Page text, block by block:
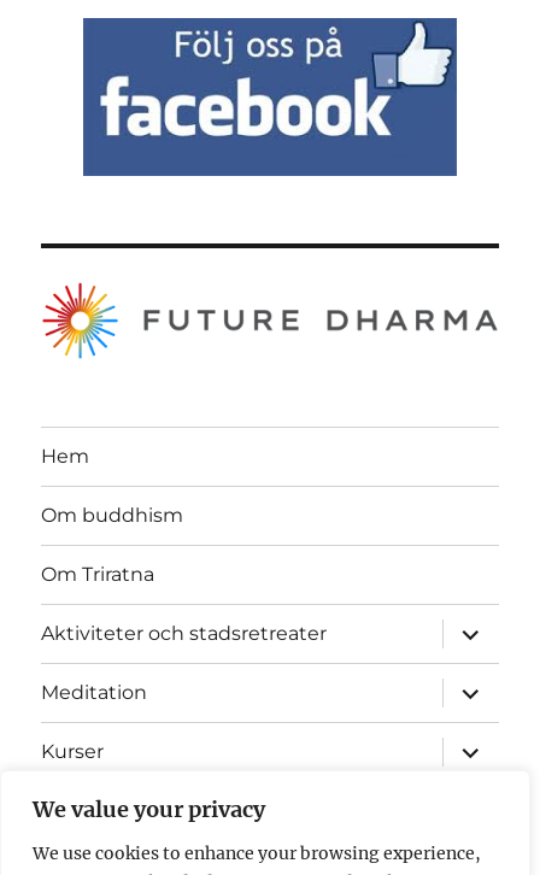
We value your privacy
We use cookies to enhance your browsing experience,
Hem
Om buddhism
Om Triratna
Aktiviteter och stadsretreater
Meditation
Kurser
Mitra